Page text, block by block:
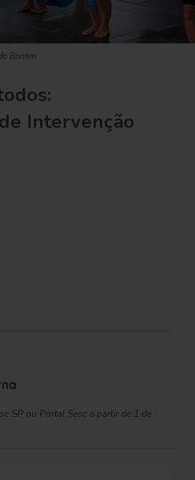
Bonfim
Intervenção
SP ou Portal Sesc a partir de 1 de